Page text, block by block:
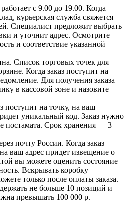
с 9.00 до 19.00. Когда
курьерская служба свяжется
Специалист предложит выбрать
и уточнит адрес. Осмотрите
и соответствие указанной
Список торговых точек для
Когда заказ поступит на
Для получения заказа
в кассовой зоне и назовите
поступит на точку, на ваш
уникальный код. Заказ нужно
постамата. Срок хранения — 3
почту России. Когда заказ
ваш адрес придет извещение о
вы можете оценить состояние
Вскрывать коробку
только после оплаты заказа.
не больше 10 позиций и
превышать 100 000 р.